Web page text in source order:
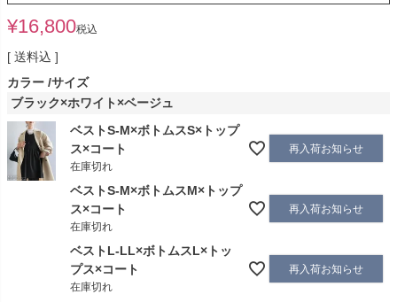
¥16,800税込
送料込
カラー サイズ
ブラック×ホワイト×ベージュ
ベストS-M×ボトムスS×トップ
ス×コート
在庫切れ
再入荷お知らせ
ベストS-M×ボトムスM×トップ
ス×コート
在庫切れ
再入荷お知らせ
ベストL-LL×ボトムスL×トッ
プス×コート
在庫切れ
再入荷お知らせ